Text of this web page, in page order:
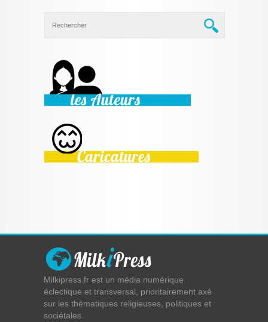
Milkipress.fr est un média numérique
éclectique et transversal, prioritairement axé
sur les thématiques religieuses, politiques et
sociétales.